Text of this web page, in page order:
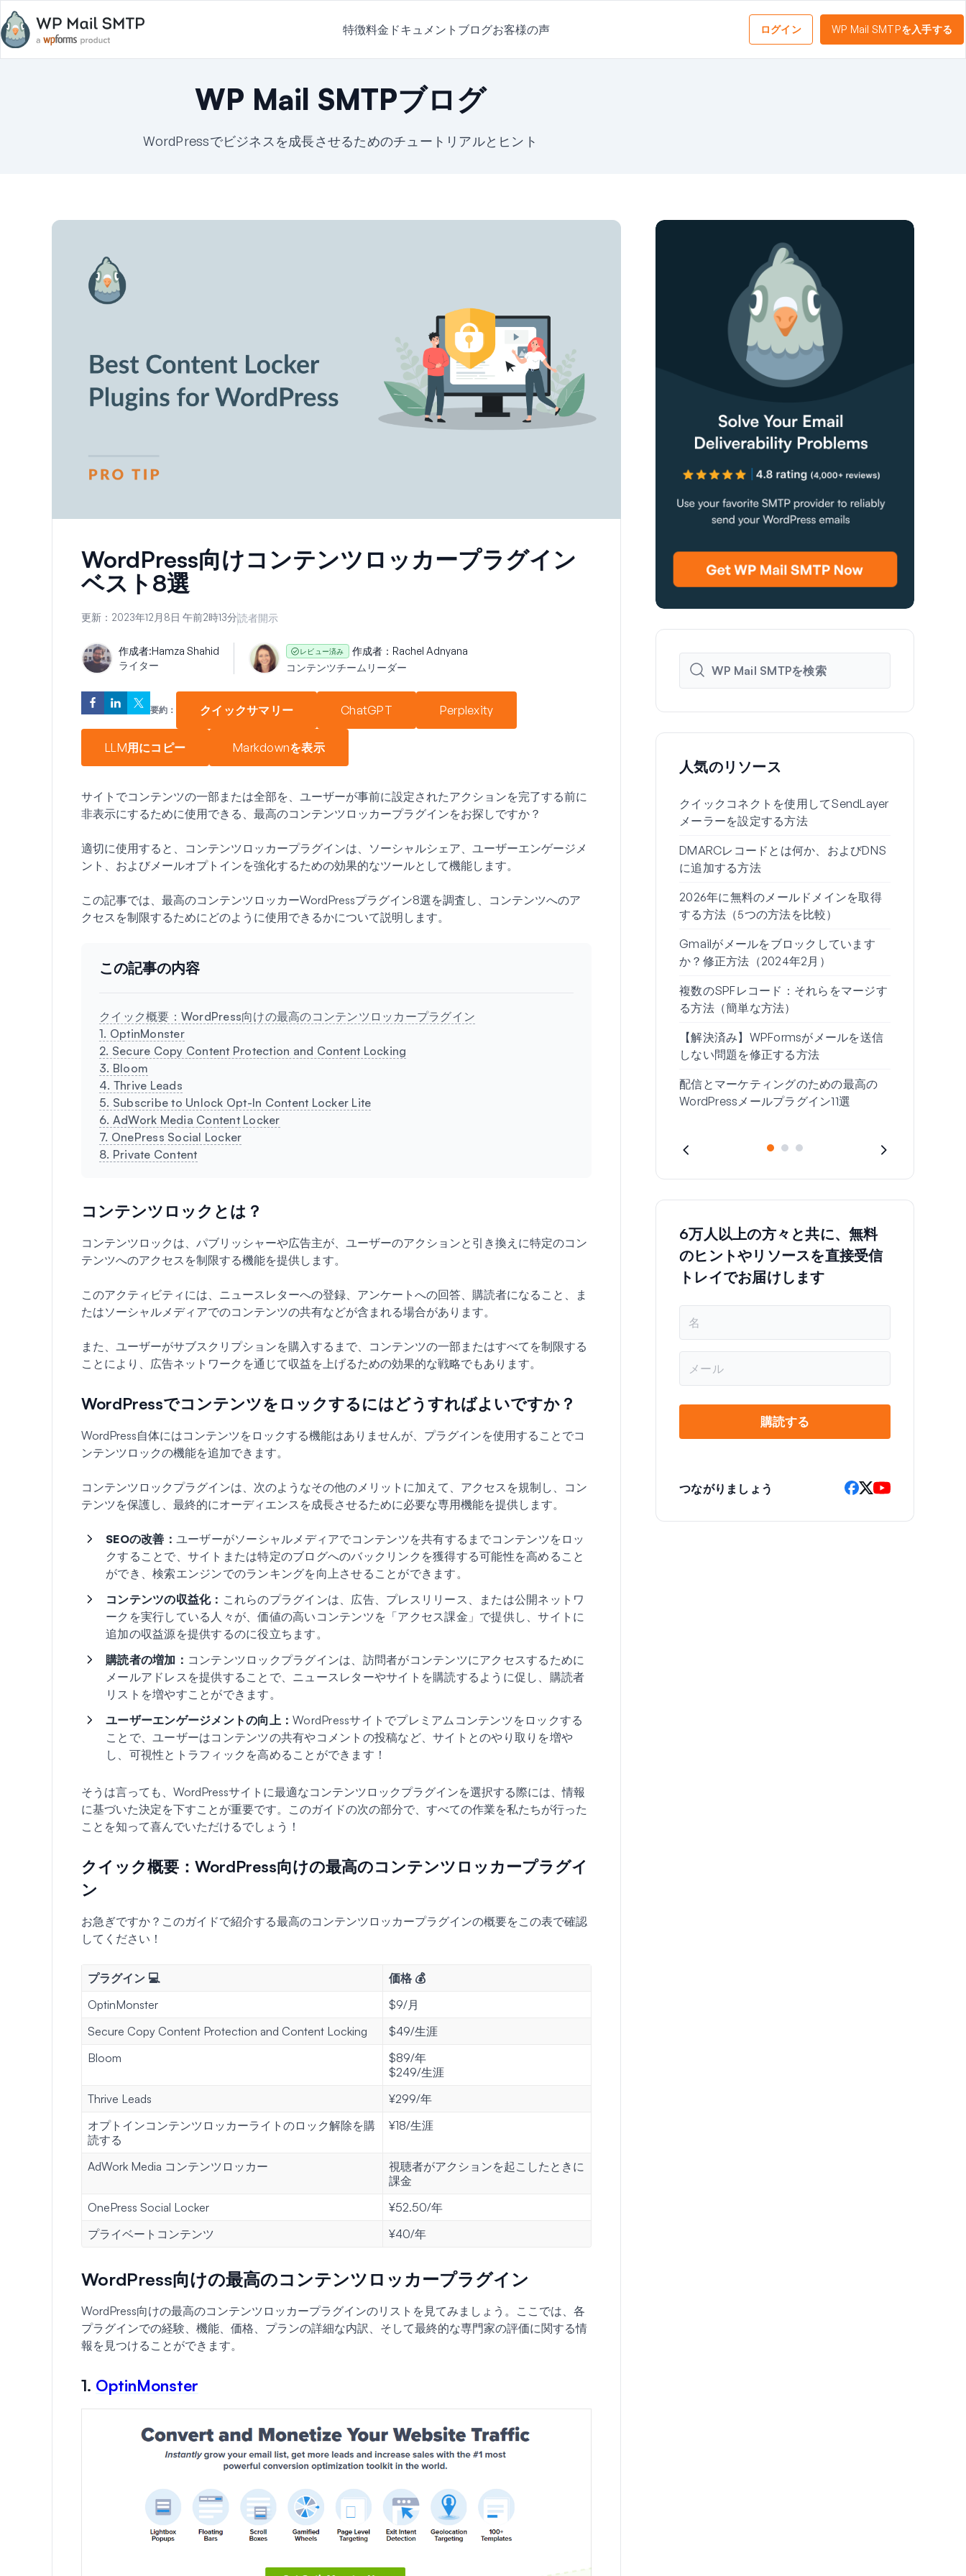
特徴料金 ドキュメント ブログお客様の声 ログイン WP Mail SMTPを入手する
WP Mail SMTPブログ
WordPressでビジネスを成長させるためのチュートリアルとヒント
WordPress向けコンテンツロッカープラグイン
ベスト8選
更新： 2023年12月8日 午前2時13分読者開示
作成者:Hamza Shahid
ライター
レビュー済み 作成者： Rachel Adnyana
コンテンツチームリーダー
要約： クイックサマリー ChatGPT Perplexity
LLM用にコピー Markdownを表示
サイトでコンテンツの一部または全部を、ユーザーが事前に設定されたアクションを完了する前に
非表示にするために使用できる、最高のコンテンツロッカープラグインをお探しですか？
適切に使用すると、コンテンツロッカープラグインは、ソーシャルシェア、ユーザーエンゲージメ
ント、およびメールオプトインを強化するための効果的なツールとして機能します。
この記事では、最高のコンテンツロッカーWordPressプラグイン8選を調査し、コンテンツへのア
クセスを制限するためにどのように使用できるかについて説明します。
この記事の内容
クイック概要：WordPress向けの最高のコンテンツロッカープラグイン
1. OptinMonster
2. Secure Copy Content Protection and Content Locking
3. Bloom
4. Thrive Leads
5. Subscribe to Unlock Opt-In Content Locker Lite
6. AdWork Media Content Locker
7. OnePress Social Locker
8. Private Content
コンテンツロックとは？
コンテンツロックは、パブリッシャーや広告主が、ユーザーのアクションと引き換えに特定のコン
テンツへのアクセスを制限する機能を提供します。
このアクティビティには、ニュースレターへの登録、アンケートへの回答、購読者になること、ま
たはソーシャルメディアでのコンテンツの共有などが含まれる場合があります。
また、ユーザーがサブスクリプションを購入するまで、コンテンツの一部またはすべてを制限する
ことにより、広告ネットワークを通じて収益を上げるための効果的な戦略でもあります。
WordPressでコンテンツをロックするにはどうすればよいですか？
WordPress自体にはコンテンツをロックする機能はありませんが、プラグインを使用することでコ
ンテンツロックの機能を追加できます。
コンテンツロックプラグインは、次のようなその他のメリットに加えて、アクセスを規制し、コン
テンツを保護し、最終的にオーディエンスを成長させるために必要な専用機能を提供します。
SEOの改善： ユーザーがソーシャルメディアでコンテンツを共有するまでコンテンツをロッ
クすることで、サイトまたは特定のブログへのバックリンクを獲得する可能性を高めること
ができ、検索エンジンでのランキングを向上させることができます。
コンテンツの収益化： これらのプラグインは、広告、プレスリリース、または公開ネットワ
ークを実行している人々が、価値の高いコンテンツを「アクセス課金」で提供し、サイトに
追加の収益源を提供するのに役立ちます。
購読者の増加： コンテンツロックプラグインは、訪問者がコンテンツにアクセスするために
メールアドレスを提供することで、ニュースレターやサイトを購読するように促し、購読者
リストを増やすことができます。
ユーザーエンゲージメントの向上： WordPressサイトでプレミアムコンテンツをロックする
ことで、ユーザーはコンテンツの共有やコメントの投稿など、サイトとのやり取りを増や
し、可視性とトラフィックを高めることができます！
そうは言っても、WordPressサイトに最適なコンテンツロックプラグインを選択する際には、情報
に基づいた決定を下すことが重要です。このガイドの次の部分で、すべての作業を私たちが行った
ことを知って喜んでいただけるでしょう！
クイック概要：WordPress向けの最高のコンテンツロッカープラグイ
ン
お急ぎですか？このガイドで紹介する最高のコンテンツロッカープラグインの概要をこの表で確認
してください！
プラグイン 💻
価格 💰
OptinMonster
$9/月
Secure Copy Content Protection and Content Locking
$49/生涯
Bloom
$89/年
$249/生涯
Thrive Leads
¥299/年
オプトインコンテンツロッカーライトのロック解除を購
読する
¥18/生涯
AdWork Media コンテンツロッカー
視聴者がアクションを起こしたときに
課金
OnePress Social Locker
¥52.50/年
プライベートコンテンツ
¥40/年
WordPress向けの最高のコンテンツロッカープラグイン
WordPress向けの最高のコンテンツロッカープラグインのリストを見てみましょう。ここでは、各
プラグインでの経験、機能、価格、プランの詳細な内訳、そして最終的な専門家の評価に関する情
報を見つけることができます。
1. OptinMonster
人気のリソース
クイックコネクトを使用してSendLayer
メーラーを設定する方法
DMARCレコードとは何か、およびDNS
に追加する方法
2026年に無料のメールドメインを取得
する方法（5つの方法を比較）
Gmailがメールをブロックしています
か？修正方法（2024年2月）
複数のSPFレコード：それらをマージす
る方法（簡単な方法）
【解決済み】WPFormsがメールを送信
しない問題を修正する方法
配信とマーケティングのための最高の
WordPressメールプラグイン11選
6万人以上の方々と共に、無料
のヒントやリソースを直接受信
トレイでお届けします
*
ル
購読する
つながりましょう